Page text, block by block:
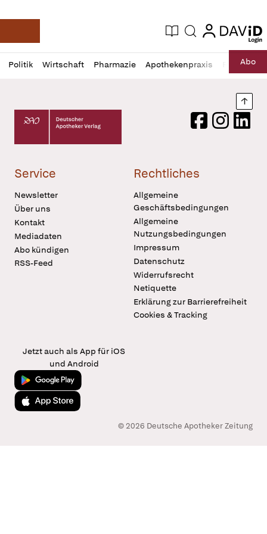
Deutsche Apotheker Zeitung
Aktuelle Ausgabe
Suche login
login
Politik Wirtschaft Pharmazie Apothekenpraxis RechtAbo
Profil
öffnen
Daz
Pur
Deutscher Apotheker Verlag Logo
FacebookInstagram
Service
Newsletter
Über uns
Kontakt
Mediadaten
Abo kündigen
RSS-Feed
Rechtliches
Allgemeine
Geschäftsbedingungen
Allgemeine
Nutzungsbedingungen
Impressum
Datenschutz
Widerrufsrecht
Netiquette
Erklärung zur Barrierefreiheit
Cookies & Tracking
Jetzt auch als App für iOS
und Android
Jetzt bei Google Play
Laden im App Store
© 2026 Deutsche Apotheker Zeitung